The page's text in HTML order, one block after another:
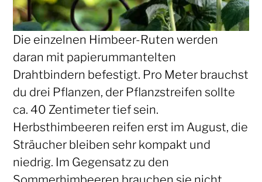
Die einzelnen Himbeer-Ruten werden
daran mit papierummantelten
Drahtbindern befestigt. Pro Meter brauchst
du drei Pflanzen, der Pflanzstreifen sollte
ca. 40 Zentimeter tief sein.
Herbsthimbeeren reifen erst im August, die
Sträucher bleiben sehr kompakt und
niedrig. Im Gegensatz zu den